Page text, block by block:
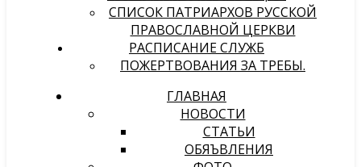
СПИСОК ПАТРИАРХОВ РУССКОЙ
ПРАВОСЛАВНОЙ ЦЕРКВИ
РАСПИСАНИЕ СЛУЖБ
ПОЖЕРТВОВАНИЯ ЗА ТРЕБЫ.
ГЛАВНАЯ
НОВОСТИ
СТАТЬИ
ОБЯЪВЛЕНИЯ